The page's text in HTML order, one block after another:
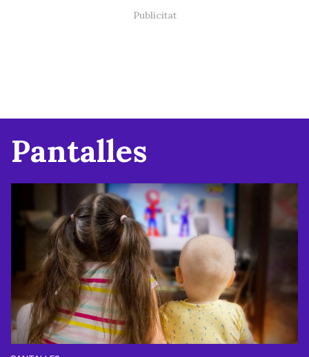
Pantalles